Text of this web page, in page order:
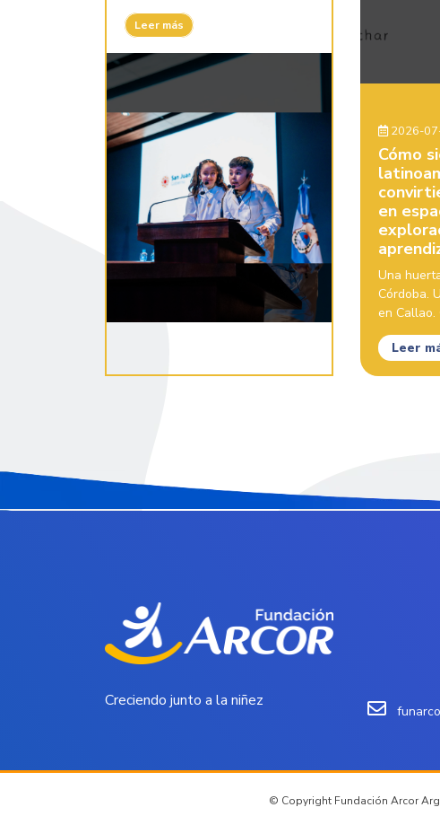
Leer más
2026-
Cómo
en
Una
Córdoba.
en Callao.
Leer
Creciendo junto a la niñez
© Copyright Fundación Arcor